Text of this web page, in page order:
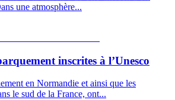
une atmosphère...
inscrites à l’Unesco
en Normandie et ainsi que les
le sud de la France, ont...